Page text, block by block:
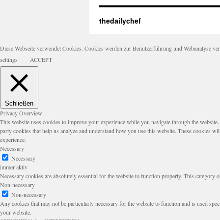
thedailychef
Diese Webseite verwendet Cookies. Cookies werden zur Benutzerführung und Webanalyse
settings
ACCEPT
Schließen
Privacy Overview
This website uses cookies to improve your experience while you navigate through the
party cookies that help us analyze and understand how you use this website. These
experience.
Necessary
Necessary
immer aktiv
Necessary cookies are absolutely essential for the website to function properly. This
Non-necessary
Non-necessary
Any cookies that may not be particularly necessary for the website to function and is used
your website.